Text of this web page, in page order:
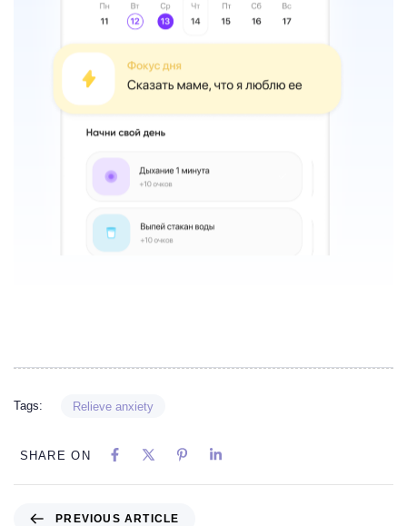
Tags: Relieve anxiety
SHARE ON
PREVIOUS ARTICLE